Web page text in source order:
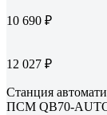
10 690 ₽
12 027 ₽
Станция
ПСМ QB70-